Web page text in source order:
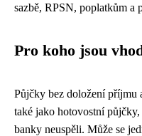
sazbě, RPSN, poplatkům a
Pro koho jsou
Půjčky bez doložení příjmu
také jako hotovostní
banky neuspěli. Může se